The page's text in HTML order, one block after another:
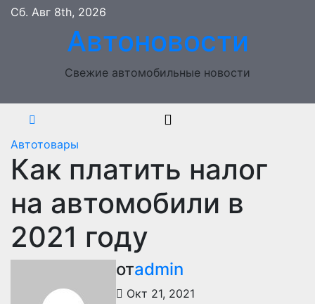
Перейти
содержимому
Сб. Авг 8th, 2026
Автоновости
Свежие автомобильные новости
Автотовары
Как платить налог
на автомобили в
2021 году
отadmin
Окт 21, 2021